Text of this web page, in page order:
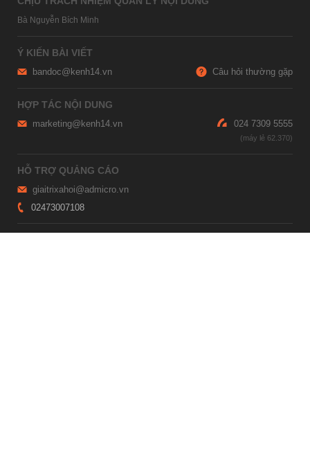
Bà Nguyễn Bích Minh
Ý KIẾN BÀI VIẾT
bandoc@kenh14.vn Câu hỏi thường gặp
HỢP TÁC NỘI DUNG
marketing@kenh14.vn 024 7309 5555
HỖ TRỢ QUẢNG CÁO
giaitrixahoi@admicro.vn
02473007108